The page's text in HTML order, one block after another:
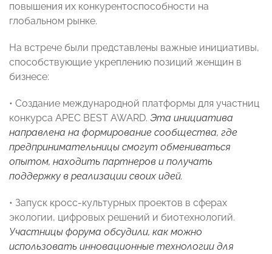
повышения их конкурентоспособности на
глобальном рынке.
На встрече были представлены важные инициативы,
способствующие укреплению позиций женщин в
бизнесе:
• Создание международной платформы для участниц
конкурса APEC BEST AWARD. Эта инициатива
направлена на формирование сообщества, где
предпринимательницы смогут обмениваться
опытом, находить партнеров и получать
поддержку в реализации своих идей.
• Запуск кросс-культурных проектов в сферах
экологии, цифровых решений и биотехнологий.
Участницы форума обсудили, как можно
использовать инновационные технологии для